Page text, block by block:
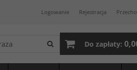
Logowanie Rejestracja
Do zapłaty: